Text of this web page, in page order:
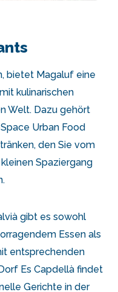
bietet Magaluf eine
kulinarischen
Welt. Dazu gehört
Urban Food
den Sie vom
Spaziergang
gibt es sowohl
Essen als
entsprechenden
Es Capdellà findet
Gerichte in der